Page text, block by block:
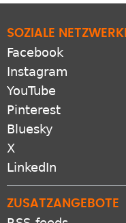
SOZIALE
Facebook
Instagram
YouTube
Pinterest
Bluesky
X
LinkedIn
ZUSATZANGEBOTE